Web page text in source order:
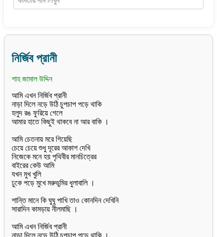
নির্জিব প্রানী
শাহ জামাল উদ্দিন
আমি এখন নির্জিব প্রানী
নাড়া দিলে নড়ে উঠি চুপচাপ পড়ে থাকি
হলুদ রঙ ফুরিয়ে গেলে
আমার হাতে কিছুই থাকবে না আর বাকি ।
আমি চেতনায় মরে গিয়েছি
চেয়ে চেয়ে শুধু দূরের আকাশ দেখি
নিজেকে মনে হয় পৃথিবীর মানচিত্রের
বাইরের কেউ আমি
যখন মুখ খুলি
ঢুকে পড়ে মুখে মরুভুমির ধুলাবালি ।
শান্তি মানে কি ঘুঘু পাখি তাও কোনদিন দেখিনি
সারাদিন কামড়ায় নীলমাছি ।
আমি এখন নির্জিব প্রানী